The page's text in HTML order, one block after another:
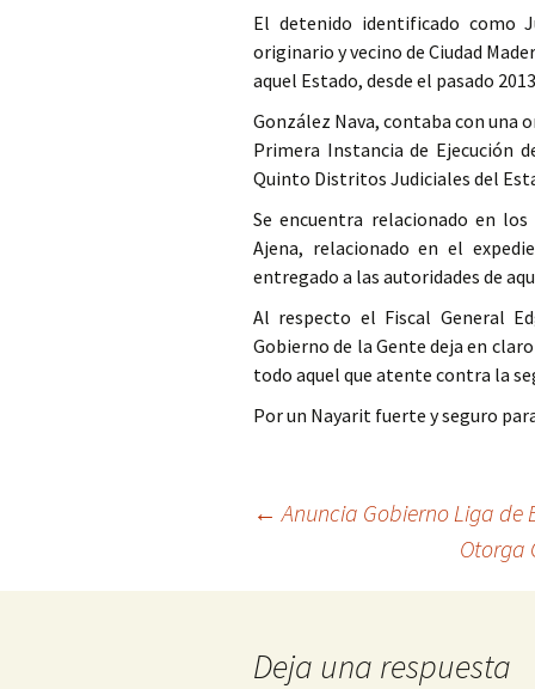
El detenido identificado como
originario y vecino de Ciudad
aquel Estado, desde el pasado
González Nava, contaba con una
Primera Instancia de Ejecución
Quinto Distritos Judiciales del
Se encuentra relacionado en
Ajena, relacionado en el
entregado a las autoridades de
Al respecto el Fiscal General
Gobierno de la Gente deja en
todo aquel que atente contra la
Por un Nayarit fuerte y seguro
← Anuncia Gobierno Liga de
Otorga
Deja una respuesta